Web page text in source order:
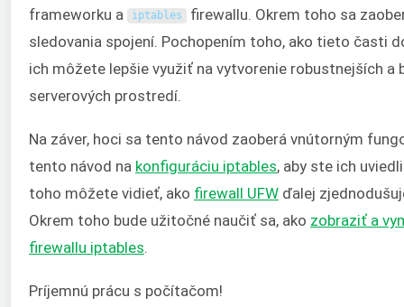
frameworku a iptables firewallu. Okrem toho sa
sledovania spojení. Pochopením toho, ako tieto časti
ich môžete lepšie využiť na vytvorenie robustnejších a
serverových prostredí.
Na záver, hoci sa tento návod zaoberá vnútorným
tento návod na konfiguráciu iptables, aby ste ich
toho môžete vidieť, ako firewall UFW ďalej
Okrem toho bude užitočné naučiť sa, ako zobraziť a
firewallu iptables
Príjemnú prácu s počítačom!